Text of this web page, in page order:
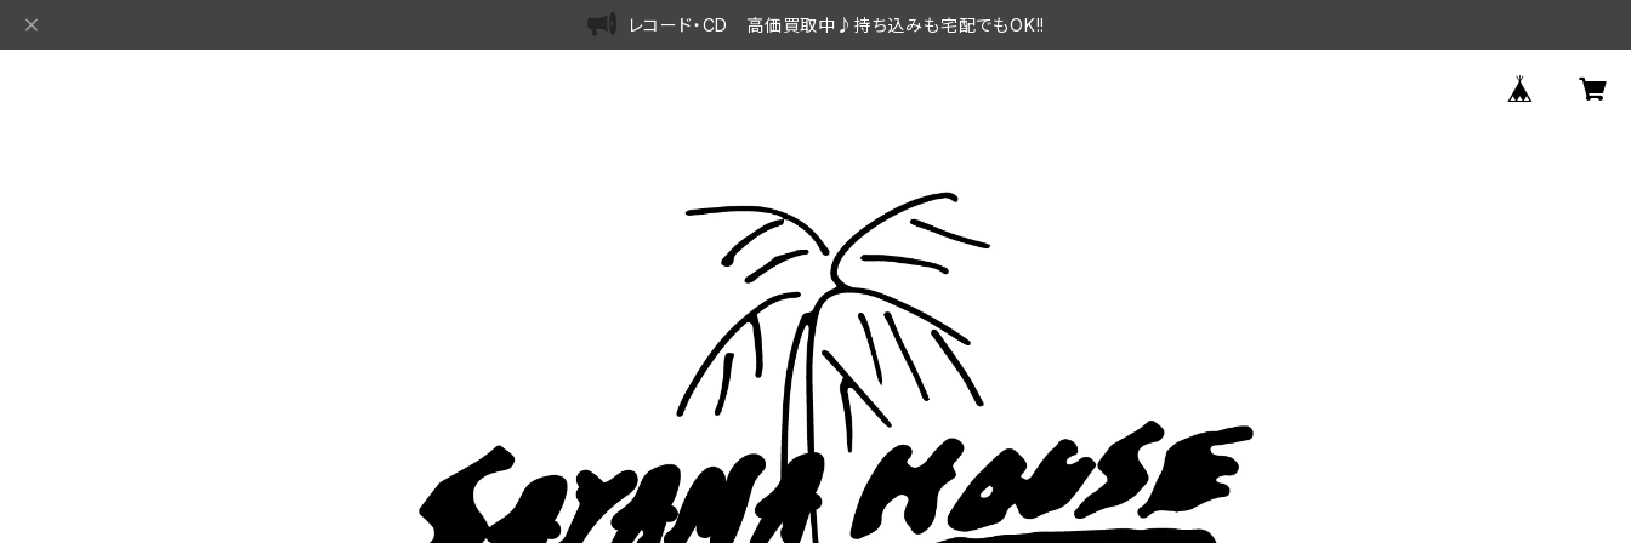
レコード・CD 高価買取中♪持ち込みも宅配でもOK!!